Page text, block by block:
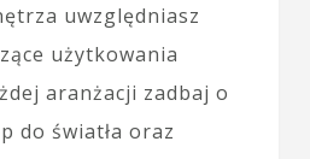
uwzględniasz
użytkowania
aranżacji zadbaj o
do światła oraz